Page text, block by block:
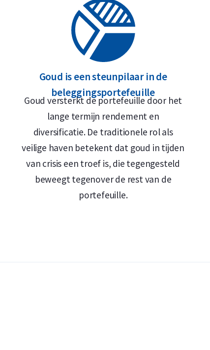
Goud is een steunpilaar in de
beleggingsportefeuille
Goud versterkt de portefeuille door het
lange termijn rendement en
diversificatie. De traditionele rol als
veilige haven betekent dat goud in tijden
van crisis een troef is, die tegengesteld
beweegt tegenover de rest van de
portefeuille.